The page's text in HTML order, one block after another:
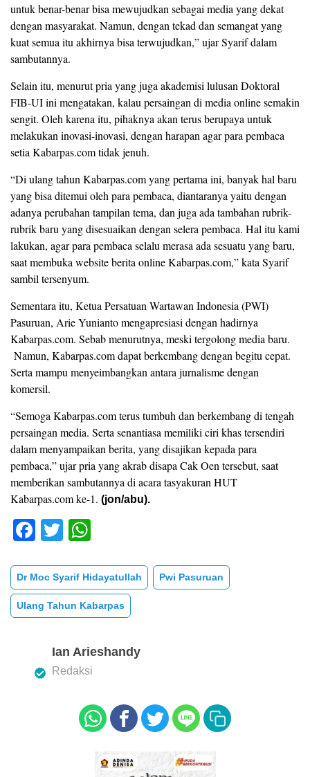
untuk benar-benar bisa mewujudkan sebagai media yang dekat
dengan masyarakat. Namun, dengan tekad dan semangat yang
kuat semua itu akhirnya bisa terwujudkan,” ujar Syarif dalam
sambutannya.
Selain itu, menurut pria yang juga akademisi lulusan Doktoral
FIB-UI ini mengatakan, kalau persaingan di media online semakin
sengit. Oleh karena itu, pihaknya akan terus berupaya untuk
melakukan inovasi-inovasi, dengan harapan agar para pembaca
setia Kabarpas.com tidak jenuh.
“Di ulang tahun Kabarpas.com yang pertama ini, banyak hal baru
yang bisa ditemui oleh para pembaca, diantaranya yaitu dengan
adanya perubahan tampilan tema, dan juga ada tambahan rubrik-
rubrik baru yang disesuaikan dengan selera pembaca. Hal itu kami
lakukan, agar para pembaca selalu merasa ada sesuatu yang baru,
saat membuka website berita online Kabarpas.com,” kata Syarif
sambil tersenyum.
Sementara itu, Ketua Persatuan Wartawan Indonesia (PWI)
Pasuruan, Arie Yunianto mengapresiasi dengan hadirnya
Kabarpas.com. Sebab menurutnya, meski tergolong media baru.
Namun, Kabarpas.com dapat berkembang dengan begitu cepat.
Serta mampu menyeimbangkan antara jurnalisme dengan
komersil.
“Semoga Kabarpas.com terus tumbuh dan berkembang di tengah
persaingan media. Serta senantiasa memiliki ciri khas tersendiri
dalam menyampaikan berita, yang disajikan kepada para
pembaca,” ujar pria yang akrab disapa Cak Oen tersebut, saat
memberikan sambutannya di acara tasyakuran HUT
Kabarpas.com ke-1. (jon/abu).
F
c
e
b
o
k
T
tt
er
at
s
A
p
Dr Moc Syarif Hidayatullah Pwi Pasuruan
Ulang Tahun Kabarpas
Ian Arieshandy
Redaksi